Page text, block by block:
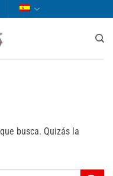
busca. Quizás la